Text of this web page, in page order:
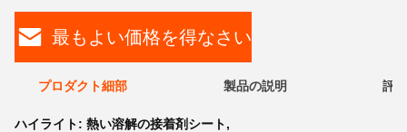
最もよい価格を得なさい
プロダクト細部 製品の説明 評
ハイライト: 熱い溶解の接着剤シート,